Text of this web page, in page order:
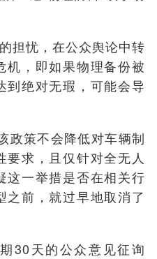
担忧，在公众舆论中转
机，即如果物理备份被
到绝对无瑕，可能会导
政策不会降低对车辆制
求，且仅针对全无人
这一举措是否在相关行
之前，就过早地取消了
30天的公众意见征询